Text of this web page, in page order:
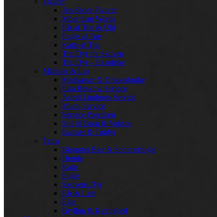
Jim Shore Figurer
More than Words
Får af Træ & Uld
Fugle af Træ
Katte af Træ
Træ Dyr fra Skoven
Træ Dyr – Eksotiske
Måltider & Leg
Madkasser & Drikkedunke
Elsa Beskow Service
Astrid Lindgren Service
Mumi Service
Service Porcelæn
Spil til Børn & Voksne
Bamser & Tøjdyr
Tema
Blomster Bier & Sommerfugle
Hunde
Katte
Fugle
Skovens Dyr
Får & Lam
Elge
Bryllup & Kærlighed